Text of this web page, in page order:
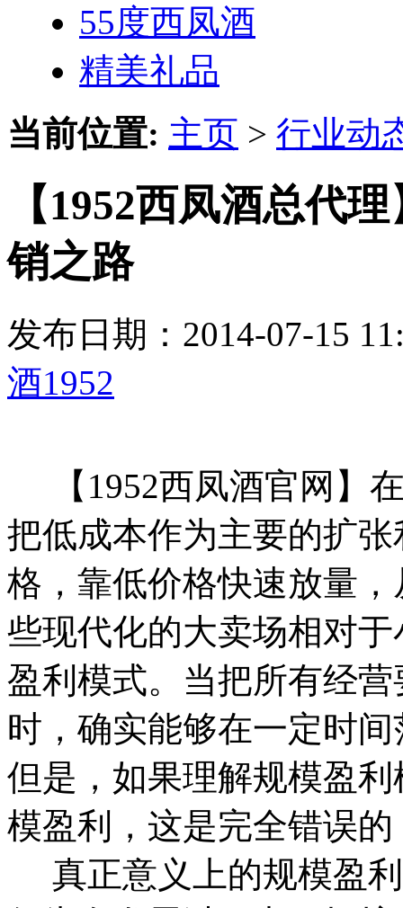
55度西凤酒
精美礼品
当前位置: 主页 > 行业动
【1952西凤酒总代
销之路
发布日期：2014-07-15
酒1952
【1952西凤酒官网】
把低成本作为主要的扩
格，靠低价格快速放量
些现代化的大卖场相对
盈利模式。 当把所有经
时，确实能够在一定时
但是，如果理解规模盈
模盈利，这是完全错误的
真正意义上的规模盈